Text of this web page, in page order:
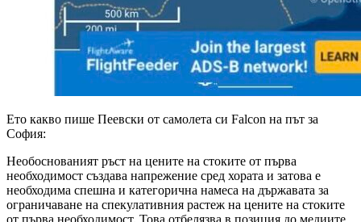
Ето какво пише Пеевски от самолета си Falcon на път за
София:
Необоснованият ръст на цените на стоките от първа
необходимост създава напрежение сред хората и затова е
необходима спешна и категорична намеса на държавата за
ограничаване на спекулативния растеж на цените на стоките
от първа необходимост. Това отбелязва в позиция до медиите